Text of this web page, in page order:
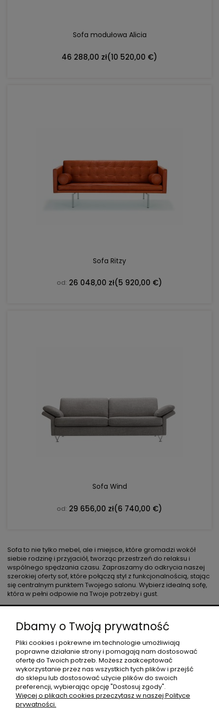
Sofa modułowa Alicia
46 288,00 zł(10 520,00 €)
Sofa Ritzy
od: 26 048,00 zł(5 920,00 €)
Sofa Wind
od: 29 656,00 zł(6 740,00 €)
DO KOSZYKA
Sofa to nie tylko mebel, ale i miejsce, które gromadzi wokół
siebie rodzinę i przyjaciół, tworząc przestrzeń do relaksu i
wspólnego spędzania czasu. Zapraszamy do odkrycia naszej
szerokiej oferty sof, które połączą styl z funkcjonalnością, stając
się centralnym punktem Twojego salonu. Wybierz idealną sofę,
która w pełni odpowie na Twoje potrzeby i gust.
DLA PROJEKTANTÓW
MOJE KONTO
Dbamy o Twoją prywatność
Pliki cookies i pokrewne im technologie umożliwiają
poprawne działanie strony i pomagają nam dostosować
ofertę do Twoich potrzeb. Możesz zaakceptować
wykorzystanie przez nas wszystkich tych plików i przejść
do sklepu lub dostosować użycie plików do swoich
preferencji, wybierając opcję "Dostosuj zgody".
Więcej o plikach cookies przeczytasz w naszej Polityce
prywatności.